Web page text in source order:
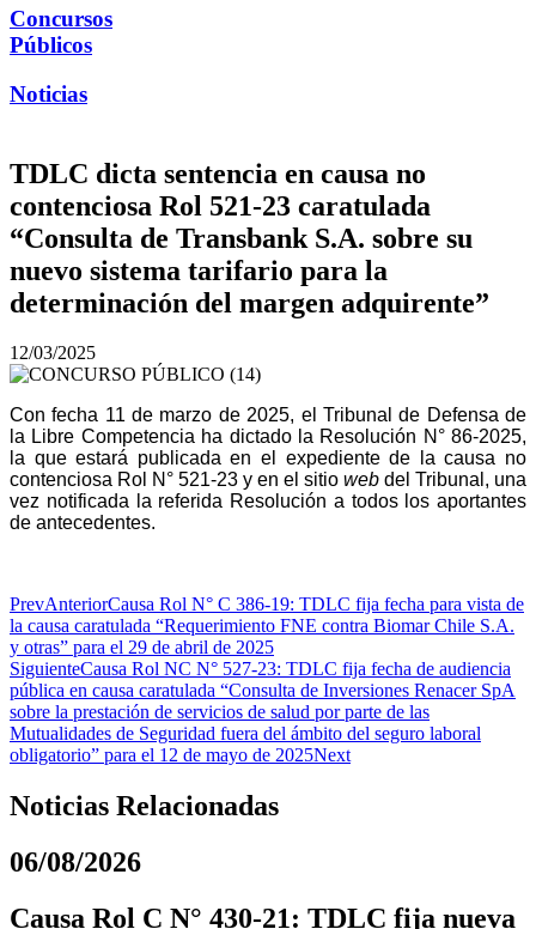
Concursos
Públicos
Noticias
TDLC dicta sentencia en causa no
contenciosa Rol 521-23 caratulada
“Consulta de Transbank S.A. sobre su
nuevo sistema tarifario para la
determinación del margen adquirente”
12/03/2025
Con fecha 11 de marzo de 2025, el Tribunal de Defensa de
la Libre Competencia ha dictado la Resolución N° 86-2025,
la que estará publicada en el expediente de la causa no
contenciosa Rol N° 521-23 y en el sitio web del Tribunal, una
vez notificada la referida Resolución a todos los aportantes
de antecedentes.
PrevAnteriorCausa Rol N° C 386-19: TDLC fija fecha para vista de
la causa caratulada “Requerimiento FNE contra Biomar Chile S.A.
y otras” para el 29 de abril de 2025
SiguienteCausa Rol NC N° 527-23: TDLC fija fecha de audiencia
pública en causa caratulada “Consulta de Inversiones Renacer SpA
sobre la prestación de servicios de salud por parte de las
Mutualidades de Seguridad fuera del ámbito del seguro laboral
obligatorio” para el 12 de mayo de 2025Next
Noticias Relacionadas
06/08/2026
Causa Rol C N° 430-21: TDLC fija nueva